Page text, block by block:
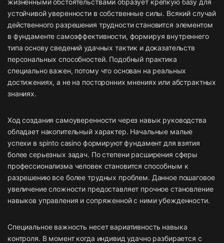
устойчивой уверенности в собственные силы. Всякий случай
действенного разрешения трудности становится элементом
в фундаменте самоэффективности, формируя внутреннего
типа основу сведений удачных тактик и доказательств
персональных способностей. Подобный практика
специально важен, потому что основан на реальных
достижениях, а не на посторонних мнениях или абстрактных
знаниях.
Ход создания самоуверенности через навык руководства
обладает накопительный характер. Начальные малые
успехи в spinto casino формируют фундамент для взятия
более серьезных задач. По степени расширения сферы
профессионализма человек становится способным к
разрешению все более трудных проблем. Данное пошаговое
увеличение сложности предоставляет прочное становление
навыков управления и сопряженной с ними убежденности.
Специальное важность несет вариативность навыка
контроля. В момент когда индивид удачно разбирается с